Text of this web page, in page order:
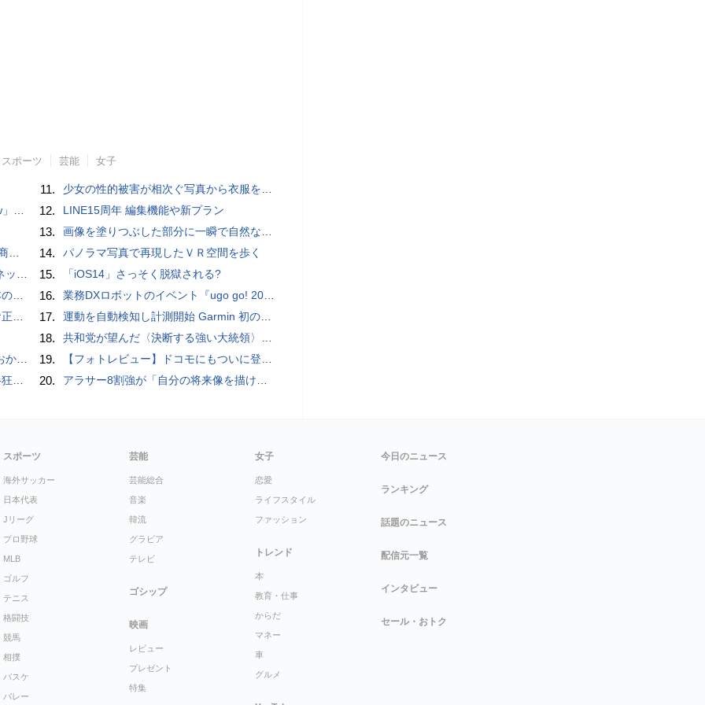
スポーツ 芸能 女子
？
始
】
も
始
ー通信］
年
11. 少女の性的被害が相次ぐ写真から衣服を剥ぎ取るAIポルノアプリ「ClothOff」の背後にいる人物とは？
12. LINE15周年 編集機能や新プラン
13. 画像を塗りつぶした部分に一瞬で自然な画像を補完する技術を早稲田大学の研究者が開発
14. パノラマ写真で再現したＶＲ空間を歩く
15. 「iOS14」さっそく脱獄される?
16. 業務DXロボットのイベント『ugo go! 2022』開催 新モデル「G4」や小型モデル「ugo mini」など発表 ユースケースも多数紹介
17. 運動を自動検知し計測開始 Garmin 初のスマートバンドを発売 10日間のロングバッテリーで手間いらず
18. 共和党が望んだ〈決断する強い大統領〉が統治するアメリカの到来──「アメリカン・ドッペルゲンガー」by 池田純一#14
19. 【フォトレビュー】ドコモにもついに登場！「サイクロイドスタイル」
20. アラサー8割強が「自分の将来像を描けない」。正社員の5人に1人が副業で収入。将来のために一番稼げる副業とは？
スポーツ
海外サッカー
日本代表
Jリーグ
プロ野球
MLB
ゴルフ
テニス
格闘技
競馬
相撲
バスケ
バレー
芸能
芸能総合
音楽
韓流
グラビア
テレビ
ゴシップ
映画
レビュー
プレゼント
特集
女子
恋愛
ライフスタイル
ファッション
トレンド
本
教育・仕事
からだ
マネー
車
グルメ
今日のニュース
ランキング
話題のニュース
配信元一覧
インタビュー
セール・おトク